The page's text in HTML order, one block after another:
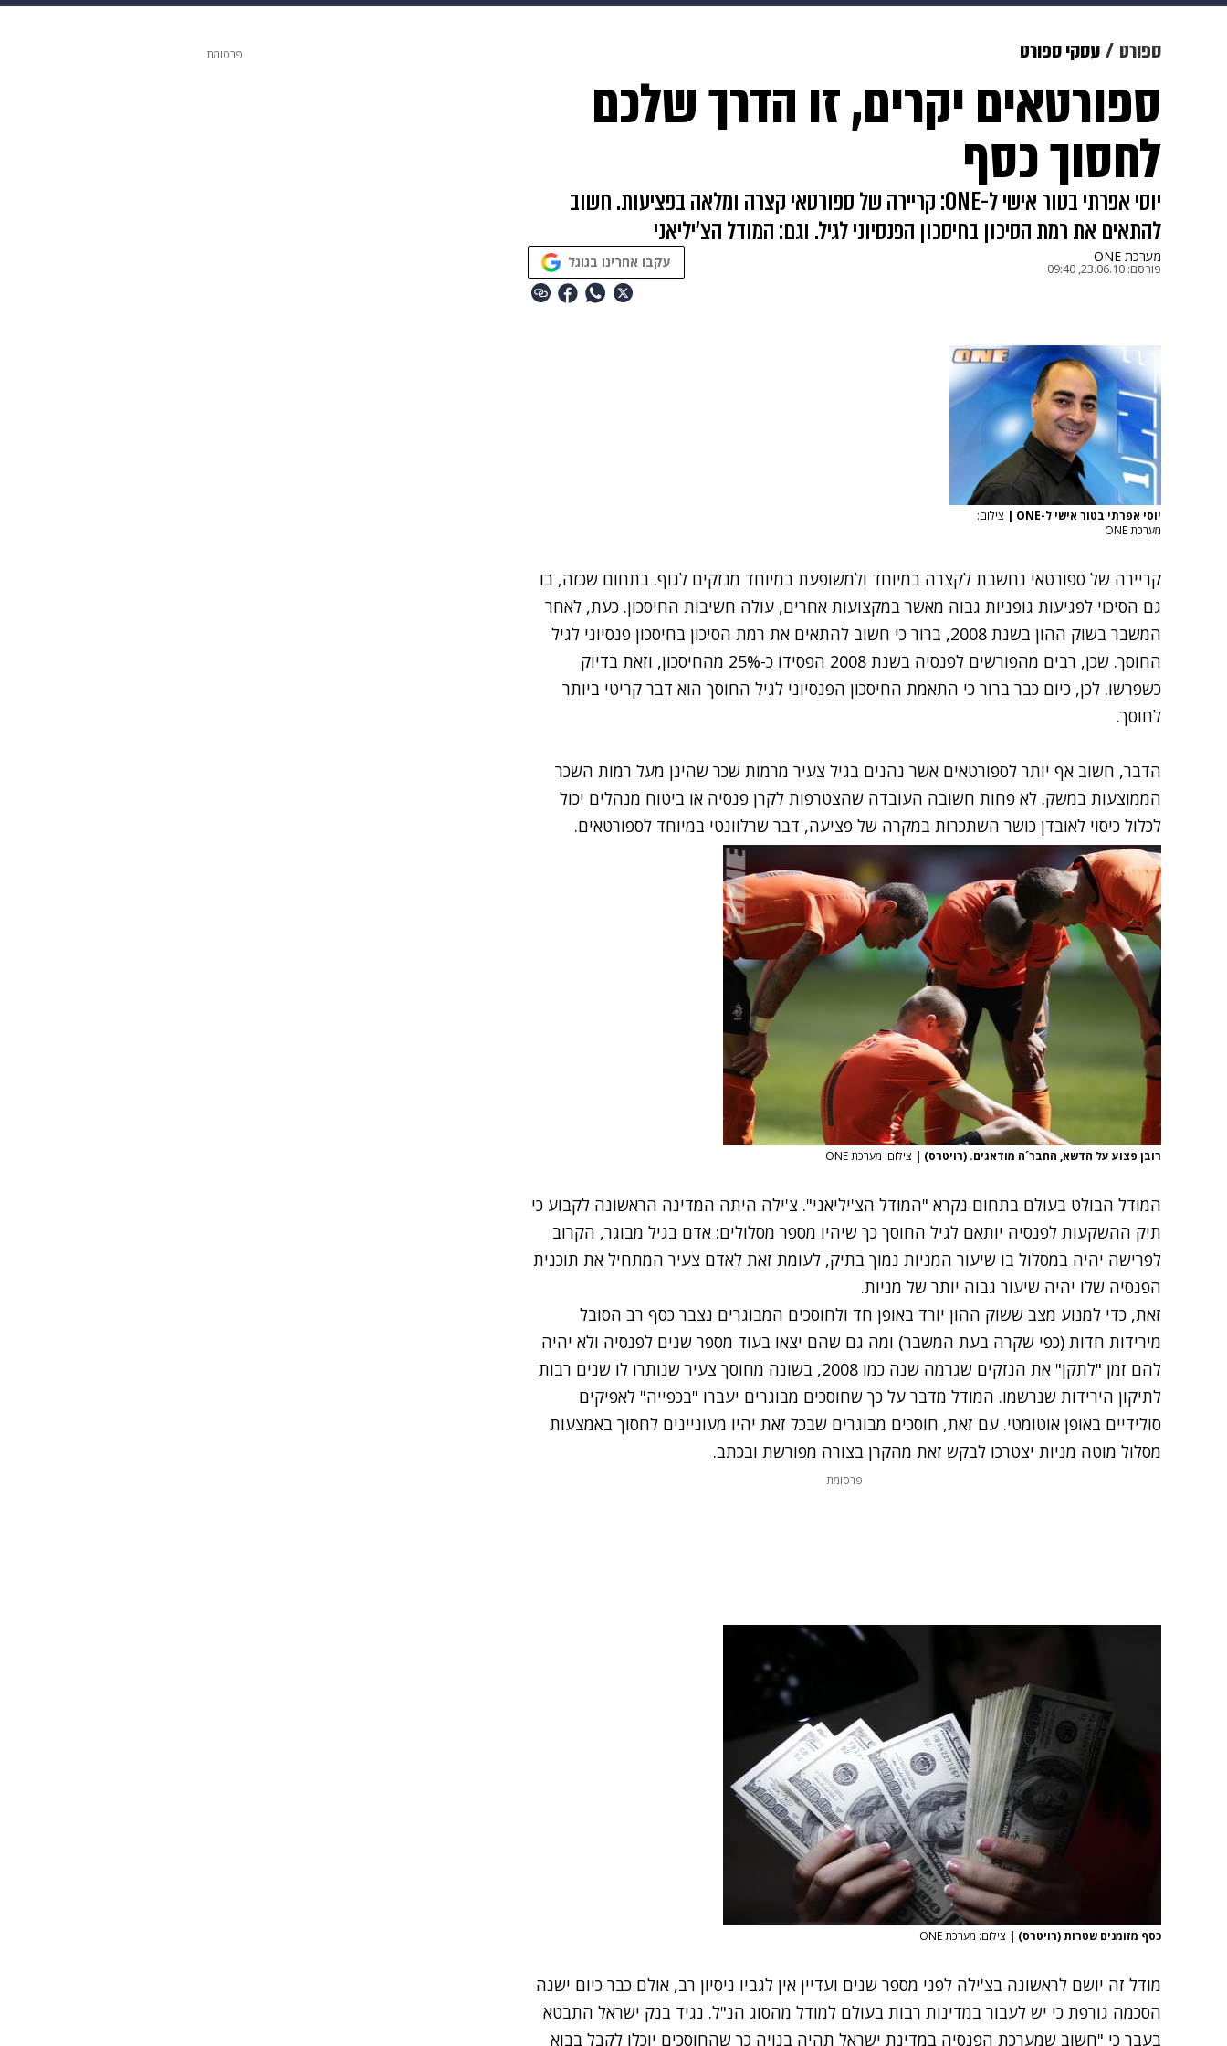
מוזיקה
דיגיטל גאווה ויוה משפט מתכונים פרויקטים מיוחדים
ספורט עסקי ספורט
ספורטאים יקרים, זו הדרך שלכם
לחסוך כסף
יוסי אפרתי בטור אישי ל-ONE: קריירה של ספורטאי קצרה ומלאה בפציעות. חשוב
להתאים את רמת הסיכון בחיסכון הפנסיוני לגיל. וגם: המודל הצ'יליאני
מערכת ONE
פורסם: 23.06.10, 09:40 עקבו אחרינו בגוגל
יוסי אפרתי בטור אישי ל-ONE | צילום:
מערכת ONE
קריירה של ספורטאי נחשבת לקצרה במיוחד ולמשופעת במיוחד מנזקים לגוף. בתחום שכזה, בו
גם הסיכוי לפגיעות גופניות גבוה מאשר במקצועות אחרים, עולה חשיבות החיסכון. כעת, לאחר
המשבר בשוק ההון בשנת 2008, ברור כי חשוב להתאים את רמת הסיכון בחיסכון פנסיוני לגיל
החוסך. שכן, רבים מהפורשים לפנסיה בשנת 2008 הפסידו כ-25% מהחיסכון, וזאת בדיוק
כשפרשו. לכן, כיום כבר ברור כי התאמת החיסכון הפנסיוני לגיל החוסך הוא דבר קריטי ביותר
לחוסך.
הדבר, חשוב אף יותר לספורטאים אשר נהנים בגיל צעיר מרמות שכר שהינן מעל רמות השכר
הממוצעות במשק. לא פחות חשובה העובדה שהצטרפות לקרן פנסיה או ביטוח מנהלים יכול
לכלול כיסוי לאובדן כושר השתכרות במקרה של פציעה, דבר שרלוונטי במיוחד לספורטאים.
רובן פצוע על הדשא, החבר´ה מודאגים. (רויטרס) | צילום: מערכת ONE
המודל הבולט בעולם בתחום נקרא "המודל הצ'יליאני". צ'ילה היתה המדינה הראשונה לקבוע כי
תיק ההשקעות לפנסיה יותאם לגיל החוסך כך שיהיו מספר מסלולים: אדם בגיל מבוגר, הקרוב
לפרישה יהיה במסלול בו שיעור המניות נמוך בתיק, לעומת זאת לאדם צעיר המתחיל את תוכנית
הפנסיה שלו יהיה שיעור גבוה יותר של מניות.
זאת, כדי למנוע מצב ששוק ההון יורד באופן חד ולחוסכים המבוגרים נצבר כסף רב הסובל
מירידות חדות (כפי שקרה בעת המשבר) ומה גם שהם יצאו בעוד מספר שנים לפנסיה ולא יהיה
להם זמן "לתקן" את הנזקים שגרמה שנה כמו 2008, בשונה מחוסך צעיר שנותרו לו שנים רבות
לתיקון הירידות שנרשמו. המודל מדבר על כך שחוסכים מבוגרים יעברו "בכפייה" לאפיקים
סולידיים באופן אוטומטי. עם זאת, חוסכים מבוגרים שבכל זאת יהיו מעוניינים לחסוך באמצעות
מסלול מוטה מניות יצטרכו לבקש זאת מהקרן בצורה מפורשת ובכתב.
פרסומת
כסף מזומנים שטרות (רויטרס) | צילום: מערכת ONE
מודל זה יושם לראשונה בצ'ילה לפני מספר שנים ועדיין אין לגביו ניסיון רב, אולם כבר כיום ישנה
הסכמה גורפת כי יש לעבור במדינות רבות בעולם למודל מהסוג הנ"ל. נגיד בנק ישראל התבטא
בעבר כי "חשוב שמערכת הפנסיה במדינת ישראל תהיה בנויה כך שהחוסכים יוכלו לקבל בבוא
פרסומת